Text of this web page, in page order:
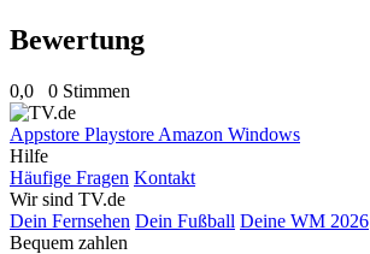
Bewertung
0,0 0 Stimmen
Appstore Playstore Amazon Windows
Hilfe
Häufige Fragen Kontakt
Wir sind TV.de
Dein Fernsehen Dein Fußball Deine WM 2026
Bequem zahlen